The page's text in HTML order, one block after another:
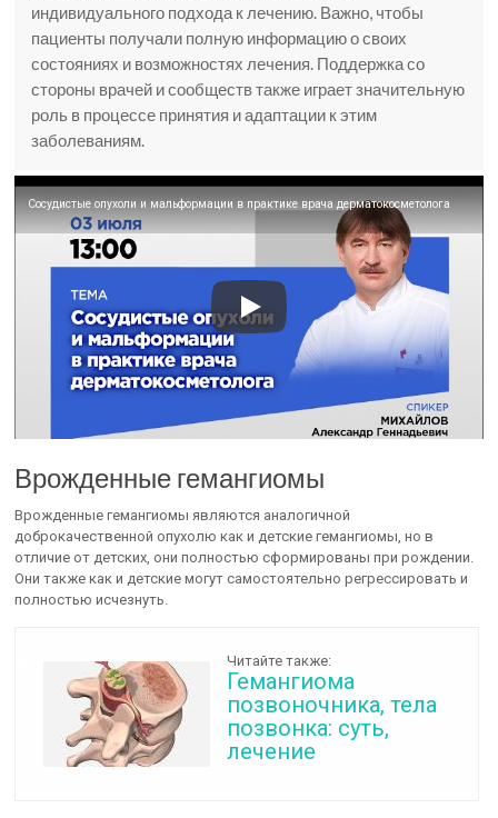
индивидуального подхода к лечению. Важно, чтобы
пациенты получали полную информацию о своих
состояниях и возможностях лечения. Поддержка со
стороны врачей и сообществ также играет значительную
роль в процессе принятия и адаптации к этим
заболеваниям.
Сосудистые опухоли и мальформации в практике врача дерматокосметолога
Врожденные гемангиомы
Врожденные гемангиомы являются аналогичной
доброкачественной опухолю как и детские гемангиомы, но в
отличие от детских, они полностью сформированы при рождении.
Они также как и детские могут самостоятельно регрессировать и
полностью исчезнуть.
Читайте также:
Гемангиома
позвоночника, тела
позвонка: суть,
лечение